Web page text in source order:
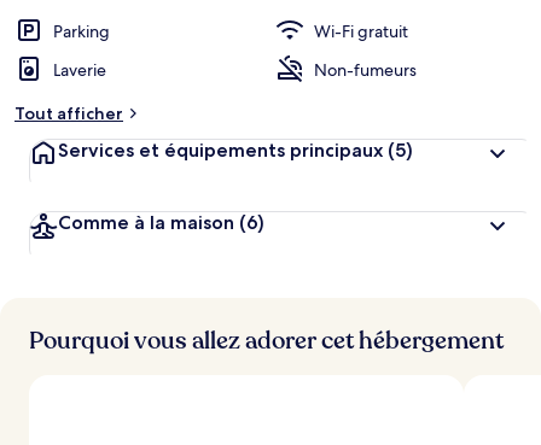
Parking
Wi-Fi gratuit
Laverie
Non-fumeurs
Tout afficher
Services et équipements principaux (5)
Comme à la maison (6)
Pourquoi vous allez adorer cet hébergement